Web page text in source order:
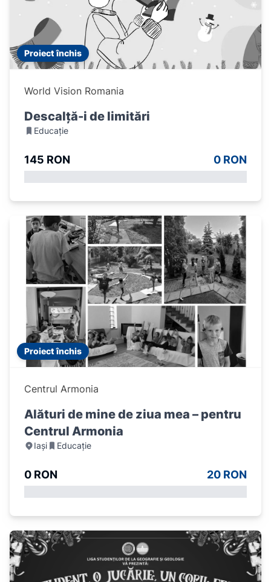
Proiect închis
World Vision Romania
Descalță-i de limitări
Educație
145 RON 0 RON
Proiect închis
Centrul Armonia
Alături de mine de ziua mea – pentru
Centrul Armonia
Iași Educație
0 RON 20 RON